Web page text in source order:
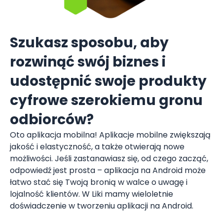
Szukasz sposobu, aby
rozwinąć swój biznes i
udostępnić swoje produkty
cyfrowe szerokiemu gronu
odbiorców?
Oto aplikacja mobilna! Aplikacje mobilne zwiększają
jakość i elastyczność, a także otwierają nowe
możliwości. Jeśli zastanawiasz się, od czego zacząć,
odpowiedź jest prosta – aplikacja na Android może
łatwo stać się Twoją bronią w walce o uwagę i
lojalność klientów. W Liki mamy wieloletnie
doświadczenie w tworzeniu aplikacji na Android.